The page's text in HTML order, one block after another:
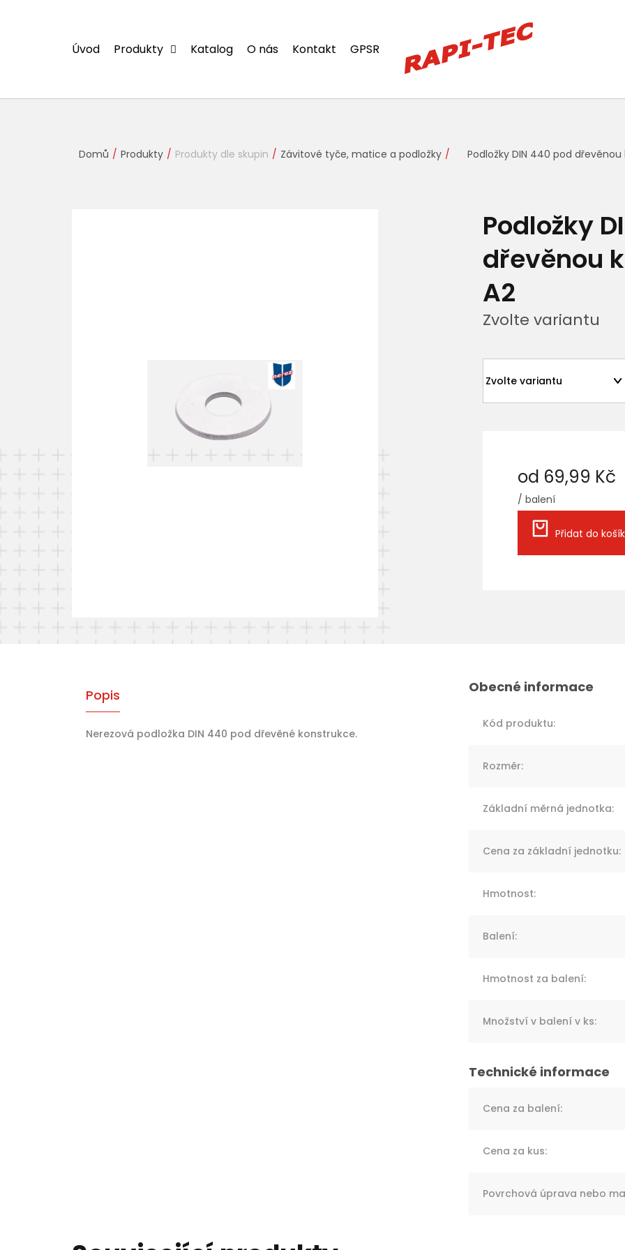
Úvod Produkty Katalog O nás Kontakt GPSR
Domů Produkty Produkty dle skupin Závitové tyče, matice a podložky Podložky DIN 440 pod
Podložky
dřevěnou
A2
Zvolte variantu
od 69,99 Kč
/ balení
Měrná
cena:
Přidat do
Popis
Nerezová podložka DIN 440 pod dřevěné konstrukce.
Kód produktu:
Rozměr:
Základní měrná jednotka:
Cena za základní jednotku:
Hmotnost:
Balení:
Hmotnost za balení:
Množství v balení v ks:
Cena za balení:
Cena za kus:
Povrchová úprava nebo